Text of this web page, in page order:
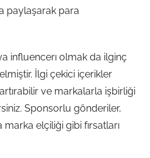
paylaşarak para
influencerı olmak da ilginç
İlgi çekici içerikler
artırabilir ve markalarla işbirliği
Sponsorlu gönderiler,
marka elçiliği gibi fırsatları